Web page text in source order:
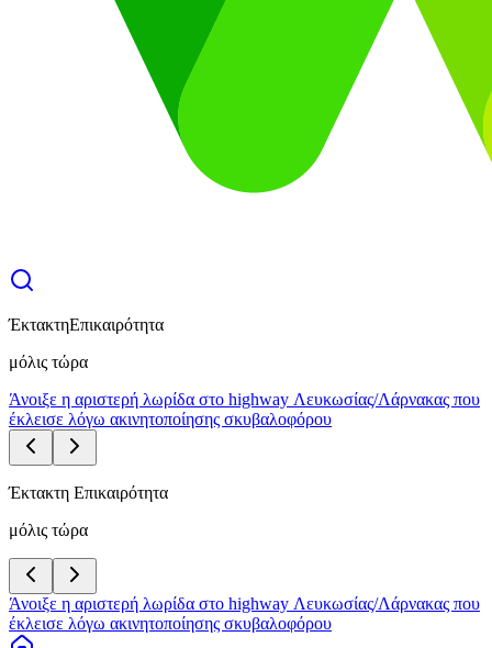
ΈκτακτηΕπικαιρότητα
μόλις τώρα
Άνοιξε η αριστερή λωρίδα στο highway Λευκωσίας/Λάρνακας που
έκλεισε λόγω ακινητοποίησης σκυβαλοφόρου
Έκτακτη Επικαιρότητα
μόλις τώρα
Άνοιξε η αριστερή λωρίδα στο highway Λευκωσίας/Λάρνακας που
έκλεισε λόγω ακινητοποίησης σκυβαλοφόρου